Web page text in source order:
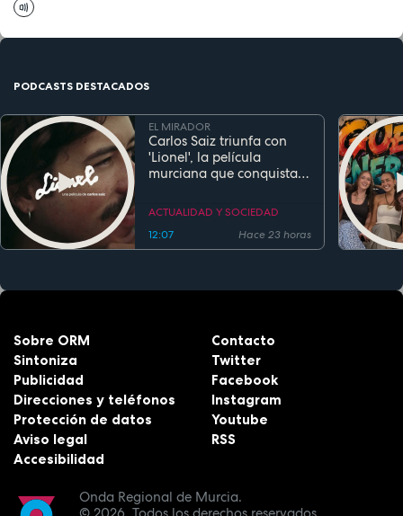
PODCASTS DESTACADOS
EL MIRADOR
Carlos Saiz triunfa con
'Lionel', la película
murciana que conquista
estreno
ACTUALIDAD Y SOCIEDAD
12:07
Hace 23 horas
Onda Regional de Murcia.
Sobre ORM
Sintoniza
Publicidad
Direcciones y teléfonos
Protección de datos
Aviso legal
Accesibilidad
Contacto
Twitter
Facebook
Instagram
Youtube
RSS